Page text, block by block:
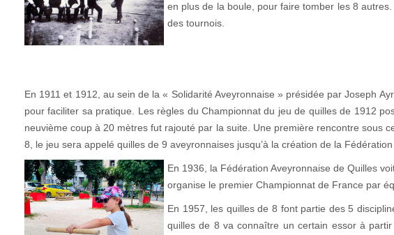
en plus de la boule, pour faire tomber les 8
des tournois.
En 1911 et 1912, au sein de la « Solidarité Aveyronnaise » présidée par Joseph
pour faciliter sa pratique. Les règles du Championnat du jeu de quilles de 1912
neuvième coup à 20 mètres fut rajouté par la suite. Une première rencontre sous
8, le jeu sera appelé quilles de 9 aveyronnaises jusqu’à la création de la
En 1936, la Fédération Aveyronnaise de Quilles
organise le premier Championnat de France par
En 1957, les quilles de 8 font partie des 5
quilles de 8 va connaître un certain essor à